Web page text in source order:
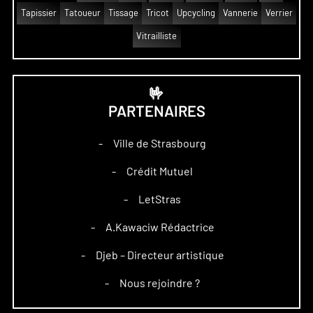
Tapissier Tatoueur Tissage Tricot Upcycling Vannerie Verrier
Vitrailliste
🤟
PARTENAIRES
– Ville de Strasbourg
– Crédit Mutuel
– LetStras
– A.Kawaciw Rédactrice
– Djeb – Directeur artistique
– Nous rejoindre ?